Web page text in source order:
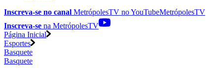
Inscreva-se no canal MetrópolesTV noYouTubeMetrópolesTV
Inscreva-se na MetrópolesTV
Página Inicial
Esportes
Basquete
Basquete